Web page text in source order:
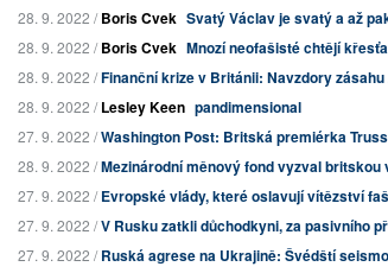
28. 9. 2022 /Boris Cvek Svatý Václav je svatý a až
28. 9. 2022 /Boris Cvek Mnozí neofašisté chtějí
28. 9. 2022 /Finanční krize v Británii: Navzdory
28. 9. 2022 /Lesley Keen pandimensional
27. 9. 2022 /Washington Post: Britská premiérka
28. 9. 2022 /Mezinárodní měnový fond vyzval britskou
27. 9. 2022 /Evropské vlády, které oslavují vítězství
27. 9. 2022 /V Rusku zatkli důchodkyni, za pasivního
27. 9. 2022 /Ruská agrese na Ukrajině: Švédští